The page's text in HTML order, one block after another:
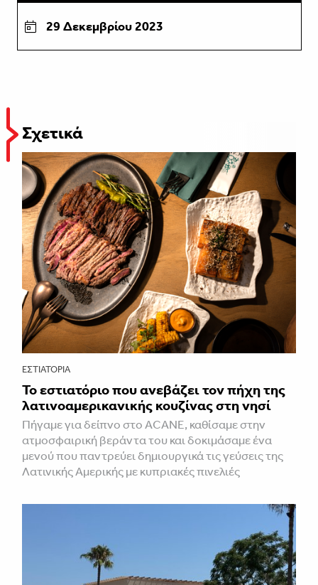
29 Δεκεμβρίου 2023
Σχετικά
ΕΣΤΙΑΤΌΡΙΑ
Το εστιατόριο που ανεβάζει τον πήχη της
λατινοαμερικανικής κουζίνας στη νησί
Πήγαμε για δείπνο στο ACANE, καθίσαμε στην
ατμοσφαιρική βεράντα του και δοκιμάσαμε ένα
μενού που παντρεύει δημιουργικά τις γεύσεις της
Λατινικής Αμερικής με κυπριακές πινελιές